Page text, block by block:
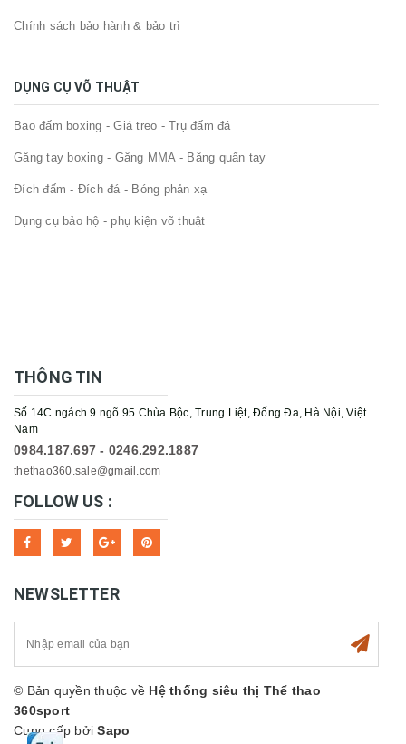
Chính sách bảo hành & bảo trì
DỤNG CỤ VÕ THUẬT
Bao đấm boxing - Giá treo - Trụ đấm đá
Găng tay boxing - Găng MMA - Băng quấn tay
Đích đấm - Đích đá - Bóng phản xạ
Dụng cụ bảo hộ - phụ kiện võ thuật
THÔNG TIN
Số 14C ngách 9 ngõ 95 Chùa Bộc, Trung Liệt, Đống Đa, Hà Nội, Việt
Nam
0984.187.697 - 0246.292.1887
thethao360.sale@gmail.com
FOLLOW US :
NEWSLETTER
© Bản quyền thuộc về Hệ thống siêu thị Thể thao
360sport
Cung cấp bởiSapo